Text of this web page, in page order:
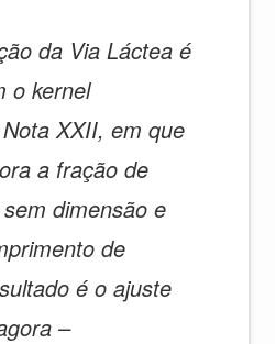
da Via Láctea é
o kernel
XXII, em que
a fração de
dimensão e
de
é o ajuste
–